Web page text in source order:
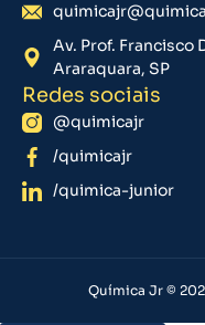
Av. Prof. Francisco
Araraquara, SP
Redes sociais
@quimicajr
/quimicajr
/quimica-junior
Química Jr ©